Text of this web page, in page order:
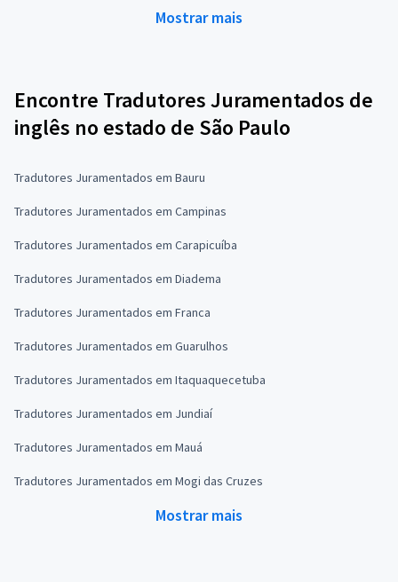
Mostrar mais
Encontre Tradutores Juramentados de
inglês no estado de São Paulo
Tradutores Juramentados em Bauru
Tradutores Juramentados em Campinas
Tradutores Juramentados em Carapicuíba
Tradutores Juramentados em Diadema
Tradutores Juramentados em Franca
Tradutores Juramentados em Guarulhos
Tradutores Juramentados em Itaquaquecetuba
Tradutores Juramentados em Jundiaí
Tradutores Juramentados em Mauá
Tradutores Juramentados em Mogi das Cruzes
Mostrar mais